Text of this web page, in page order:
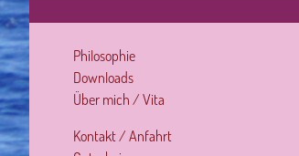
Philosophie
Downloads
Über mich / Vita
Kontakt / Anfahrt